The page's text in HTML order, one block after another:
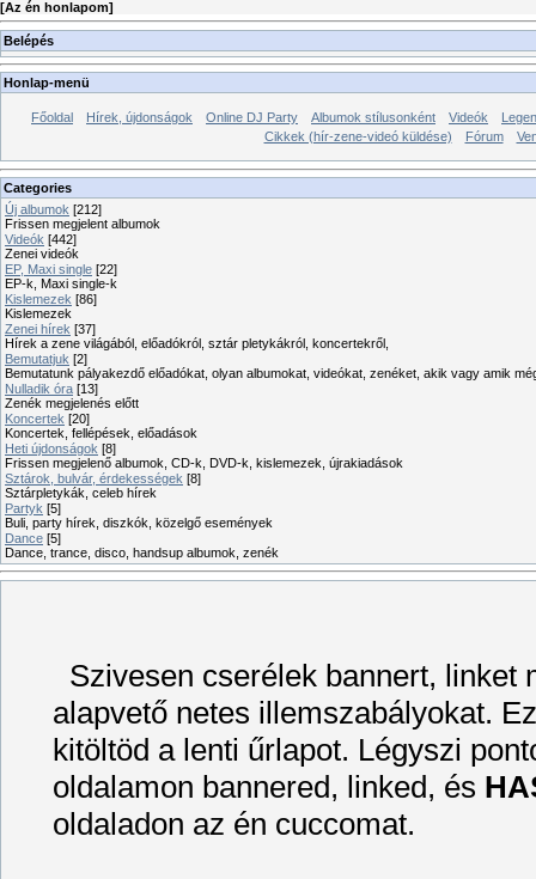
[Az én honlapom]
Belépés
Honlap-menü
Főoldal Hírek, újdonságok Online DJ Party Albumok stílusonként Videók
Cikkek (hír-zene-videó küldése)
Fórum
Categories
Új albumok [212]
Frissen megjelent albumok
Videók [442]
Zenei videók
EP, Maxi single [22]
EP-k, Maxi single-k
Kislemezek [86]
Kislemezek
Zenei hírek [37]
Hírek a zene világából, előadókról, sztár pletykákról, koncertekről,
Bemutatjuk [2]
Bemutatunk pályakezdő előadókat, olyan albumokat, videókat, zenéket, akik vagy amik
Nulladik óra [13]
Zenék megjelenés előtt
Koncertek [20]
Koncertek, fellépések, előadások
Heti újdonságok [8]
Frissen megjelenő albumok, CD-k, DVD-k, kislemezek, újrakiadások
Sztárok, bulvár, érdekességek [8]
Sztárpletykák, celeb hírek
Partyk [5]
Buli, party hírek, diszkók, közelgő események
Dance [5]
Dance, trance, disco, handsup albumok, zenék
Szivesen cserélek bannert, linket
alapvető netes illemszabályokat.
kitöltöd a lenti űrlapot. Légyszi
oldalamon bannered, linked, és
oldaladon az én cuccomat.